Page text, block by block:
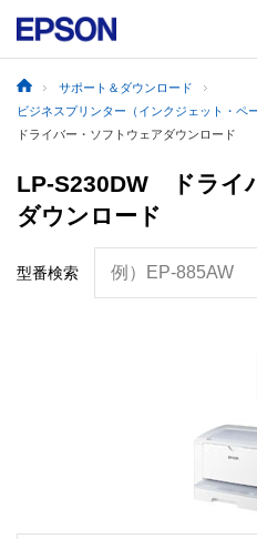
サポート＆ダウンロード
ビジネスプリンター（インクジェット・ペ
ドライバー・ソフトウェアダウンロード
LP-S230DW ドライ
ダウンロード
型番検索 例）EP-885AW